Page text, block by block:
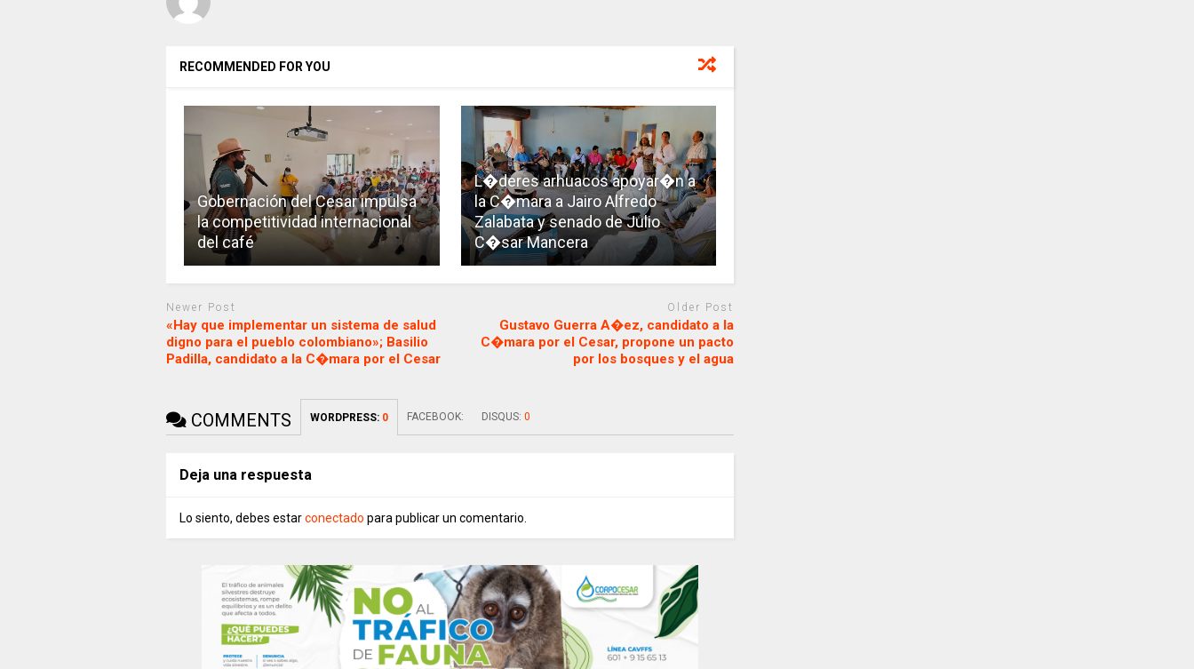
RECOMMENDED FOR YOU
Gobernación del Cesar impulsa
la competitividad internacional
del café
L�deres arhuacos apoyar�n a
la C�mara a Jairo Alfredo
Zalabata y senado de Julio
C�sar Mancera
Newer Post
«Hay que implementar un sistema de salud
digno para el pueblo colombiano»; Basilio
Padilla, candidato a la C�mara por el Cesar
Older Post
Gustavo Guerra A�ez, candidato a la
C�mara por el Cesar, propone un pacto
por los bosques y el agua
COMMENTS WORDPRESS: 0 FACEBOOK: DISQUS: 0
Deja una respuesta
Lo siento, debes estarconectado para publicar un comentario.